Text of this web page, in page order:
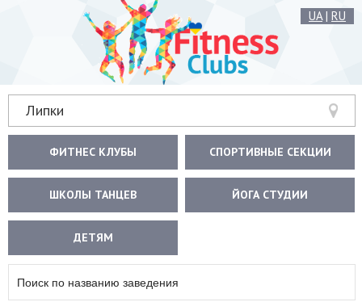
UA| RU
Липки
ФИТНЕС КЛУБЫ СПОРТИВНЫЕ СЕКЦИИ
ШКОЛЫ ТАНЦЕВ ЙОГА СТУДИИ
ДЕТЯМ